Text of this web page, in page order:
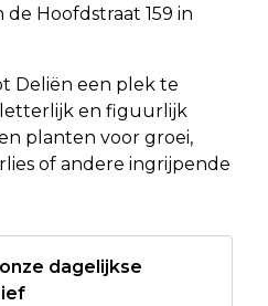
Hoofdstraat 159 in
Deliën een plek te
en figuurlijk
planten voor groei,
of andere ingrijpende
dagelijkse